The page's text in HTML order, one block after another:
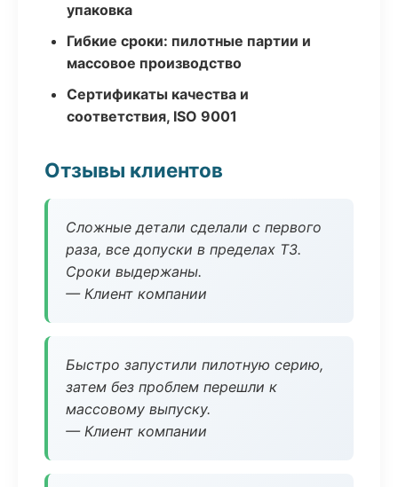
упаковка
Гибкие сроки: пилотные партии и
массовое производство
Сертификаты качества и
соответствия, ISO 9001
Отзывы клиентов
Сложные детали сделали с первого
раза, все допуски в пределах ТЗ.
Сроки выдержаны.
— Клиент компании
Быстро запустили пилотную серию,
затем без проблем перешли к
массовому выпуску.
— Клиент компании